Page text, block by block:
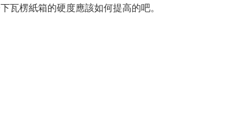
楞紙箱的硬度應該如何提高的吧。